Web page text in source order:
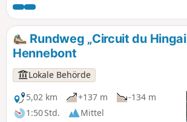
wurde die Wanderung unter Punkt 9
Durchquerung von Privatgrundstücken
Rundweg „Circuit du
Hennebont
Lokale Behörde
5,02 km
+137 m
-134 m
1:50 Std.
Mittel